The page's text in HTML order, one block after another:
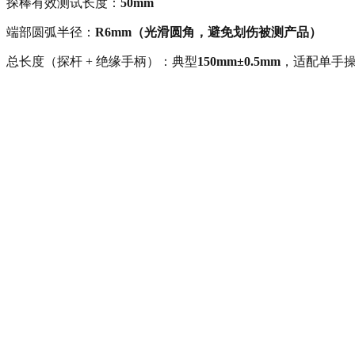
探棒有效测试长度： 50mm
端部圆弧半径： R6mm（光滑圆角，避免划伤被测产品）
总长度（探杆 + 绝缘手柄）：典型150mm±0.5mm ，适配单手